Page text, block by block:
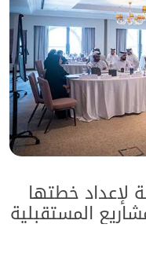
لإعداد خطتها
المستقبلية